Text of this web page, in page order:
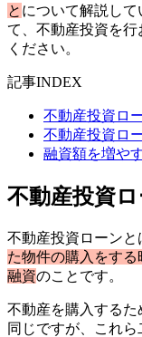
と について解説し
て、不動産投資を
ください。
記事INDEX
不動産投資ロ
不動産投資ロ
融資額を増や
不動産投資
不動産投資ローンと
た物件の購入をす
融資のことです。
不動産を購入するた
同じですが、これら